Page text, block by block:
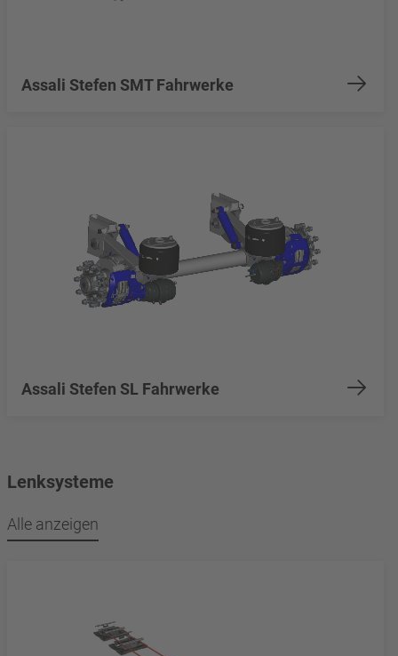
Assali Stefen SMT Fahrwerke
Assali Stefen SL Fahrwerke
Lenksysteme
Alle anzeigen